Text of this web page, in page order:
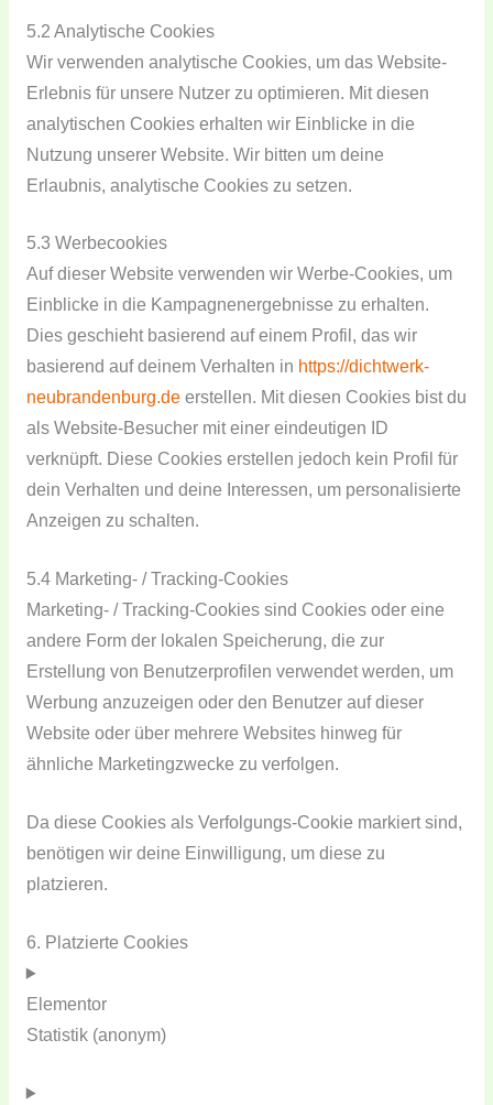
5.2 Analytische Cookies
Wir verwenden analytische Cookies, um das Website-
Erlebnis für unsere Nutzer zu optimieren. Mit diesen
analytischen Cookies erhalten wir Einblicke in die
Nutzung unserer Website. Wir bitten um deine
Erlaubnis, analytische Cookies zu setzen.
5.3 Werbecookies
Auf dieser Website verwenden wir Werbe-Cookies, um
Einblicke in die Kampagnenergebnisse zu erhalten.
Dies geschieht basierend auf einem Profil, das wir
basierend auf deinem Verhalten in https://dichtwerk-
neubrandenburg.deerstellen. Mit diesen Cookies bist du
als Website-Besucher mit einer eindeutigen ID
verknüpft. Diese Cookies erstellen jedoch kein Profil für
dein Verhalten und deine Interessen, um personalisierte
Anzeigen zu schalten.
5.4 Marketing- / Tracking-Cookies
Marketing- / Tracking-Cookies sind Cookies oder eine
andere Form der lokalen Speicherung, die zur
Erstellung von Benutzerprofilen verwendet werden, um
Werbung anzuzeigen oder den Benutzer auf dieser
Website oder über mehrere Websites hinweg für
ähnliche Marketingzwecke zu verfolgen.
Da diese Cookies als Verfolgungs-Cookie markiert sind,
benötigen wir deine Einwilligung, um diese zu
platzieren.
6. Platzierte Cookies
Elementor
Statistik (anonym)